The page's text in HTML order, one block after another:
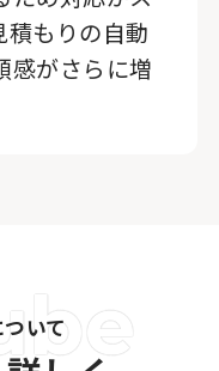
積もりの自動
感がさらに増
いて